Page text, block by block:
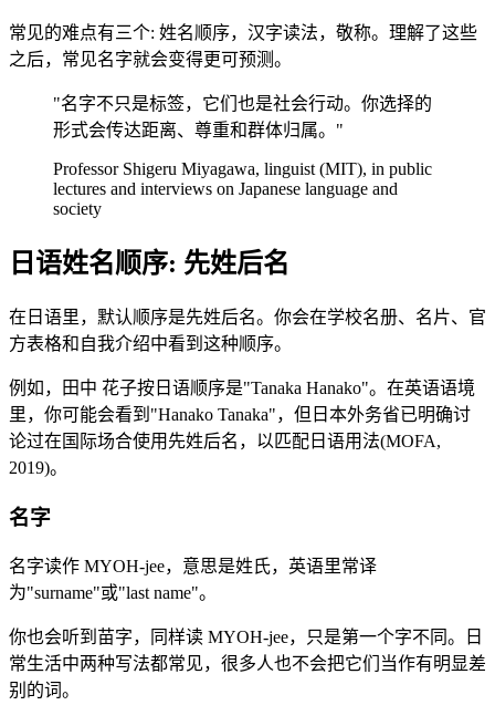
常见的难点有三个: 姓名顺序，汉字读法，敬称。理解了这些
之后，常见名字就会变得更可预测。
"名字不只是标签，它们也是社会行动。你选择的
形式会传达距离、尊重和群体归属。"
Professor Shigeru Miyagawa, linguist (MIT), in public
lectures and interviews on Japanese language and
society
日语姓名顺序: 先姓后名
在日语里，默认顺序是先姓后名。你会在学校名册、名片、官
方表格和自我介绍中看到这种顺序。
例如，田中 花子按日语顺序是"Tanaka Hanako"。在英语语境
里，你可能会看到"Hanako Tanaka"，但日本外务省已明确讨
论过在国际场合使用先姓后名，以匹配日语用法(MOFA,
2019)。
名字
名字读作 MYOH-jee，意思是姓氏，英语里常译
为"surname"或"last name"。
你也会听到苗字，同样读 MYOH-jee，只是第一个字不同。日
常生活中两种写法都常见，很多人也不会把它们当作有明显差
别的词。